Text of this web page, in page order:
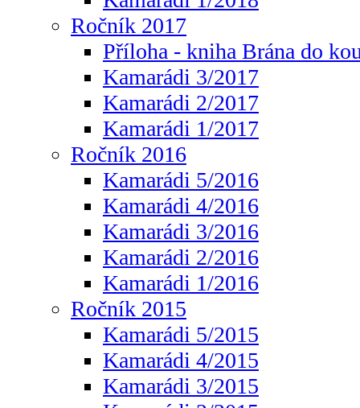
Ročník 2017
Příloha - kniha Brána do
Kamarádi 3/2017
Kamarádi 2/2017
Kamarádi 1/2017
Ročník 2016
Kamarádi 5/2016
Kamarádi 4/2016
Kamarádi 3/2016
Kamarádi 2/2016
Kamarádi 1/2016
Ročník 2015
Kamarádi 5/2015
Kamarádi 4/2015
Kamarádi 3/2015